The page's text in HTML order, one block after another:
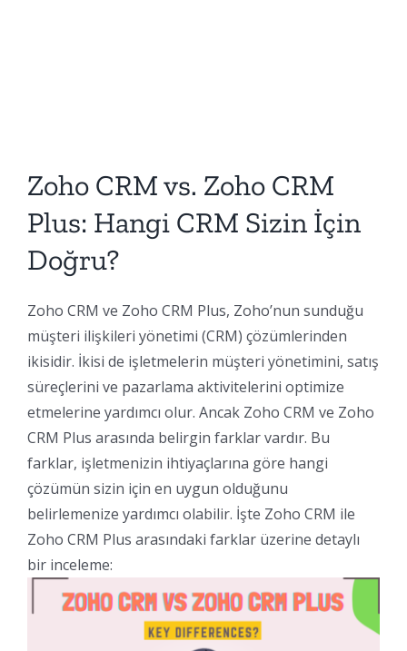
Zoho CRM vs. Zoho CRM
Plus: Hangi CRM Sizin İçin
Doğru?
Zoho CRM ve Zoho CRM Plus, Zoho’nun sunduğu
müşteri ilişkileri yönetimi (CRM) çözümlerinden
ikisidir. İkisi de işletmelerin müşteri yönetimini, satış
süreçlerini ve pazarlama aktivitelerini optimize
etmelerine yardımcı olur. Ancak Zoho CRM ve Zoho
CRM Plus arasında belirgin farklar vardır. Bu
farklar, işletmenizin ihtiyaçlarına göre hangi
çözümün sizin için en uygun olduğunu
belirlemenize yardımcı olabilir. İşte Zoho CRM ile
Zoho CRM Plus arasındaki farklar üzerine detaylı
bir inceleme: